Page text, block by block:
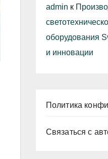
admin к
оборудования
и инновации
Политика
Связаться с